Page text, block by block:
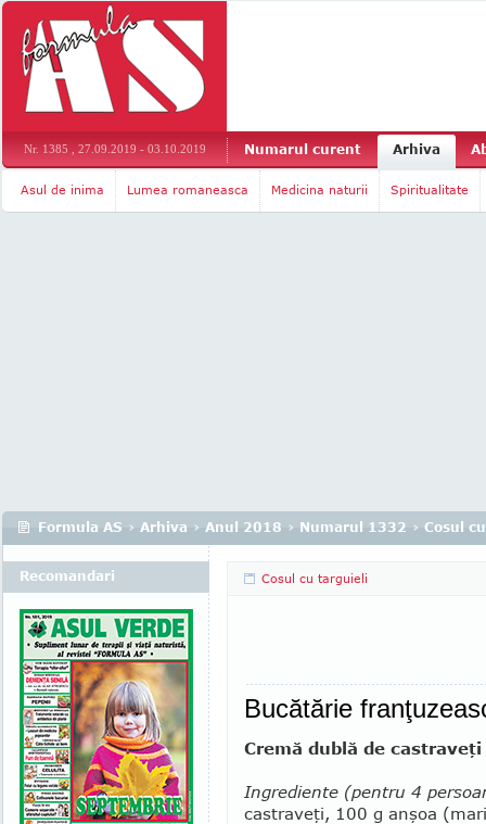
Nr. 1385 , 27.09.2019 - 03.10.2019 Numarul curent Arhiva
Asul de inima Lumea romaneasca Medicina naturii Spiritualitate
Formula AS › Arhiva › Anul 2018 › Numarul 1332 › Cosul
Cosul cu targuieli
Bucătărie
Cremă dublă de
Ingrediente (pentru 4
castraveţi, 100 g an­şoa
Recomandari